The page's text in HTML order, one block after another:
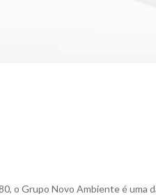
o Grupo Novo Ambiente é uma